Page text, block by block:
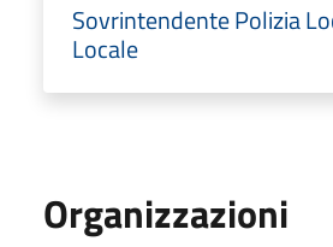
Sovrintendente Polizia
Locale
Organizzazioni